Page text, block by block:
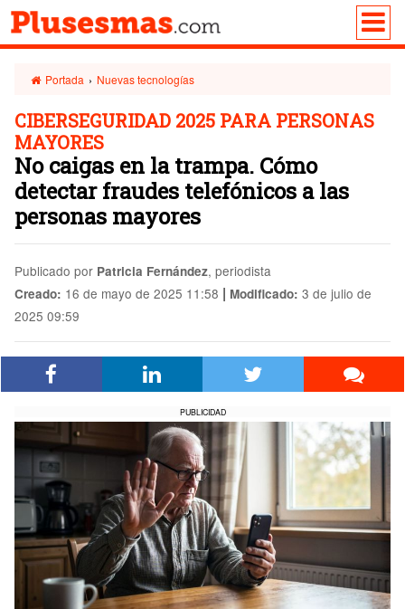
Portada › Nuevas tecnologías
CIBERSEGURIDAD 2025 PARA PERSONAS
MAYORES
No caigas en la trampa. Cómo
detectar fraudes telefónicos a las
personas mayores
Publicado por Patricia Fernández, periodista
Creado: 16 de mayo de 2025 11:58 | Modificado: 3 de julio de
2025 09:59
PUBLICIDAD